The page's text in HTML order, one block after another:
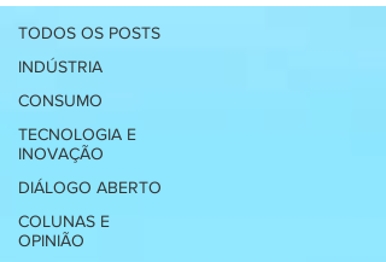
TODOS OS POSTS
INDÚSTRIA
CONSUMO
TECNOLOGIA E
INOVAÇÃO
DIÁLOGO ABERTO
COLUNAS E
OPINIÃO